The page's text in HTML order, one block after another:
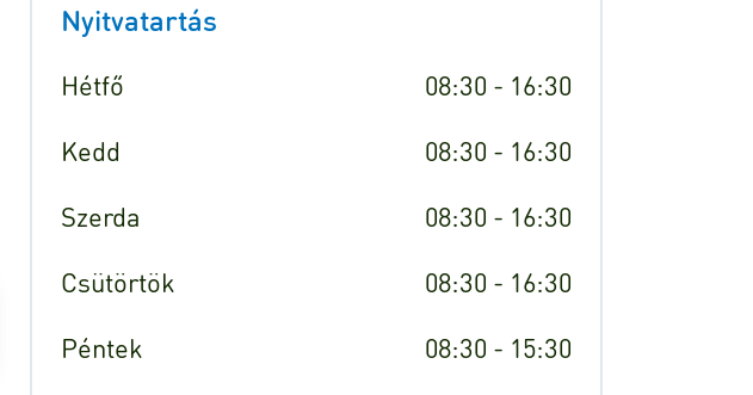
Nyitvatartás
Hétfő
08:30 - 16:30
Kedd
08:30 - 16:30
Szerda
08:30 - 16:30
Csütörtök
08:30 - 16:30
Péntek
08:30 - 15:30